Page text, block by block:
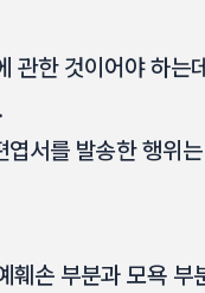
관한 것이어야 하는
서를 발송한 행위
손 부분과 모욕 부